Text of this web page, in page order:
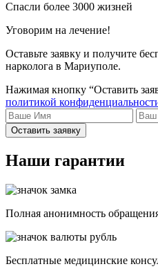
Спасли более 3000 жизней
Уговорим на лечение!
Оставьте заявку и получите
нарколога в Мариуполе.
Нажимая кнопку “Оставить
политикой
Оставить заявку
Наши гарантии
Полная анонимность
Бесплатные медицинские